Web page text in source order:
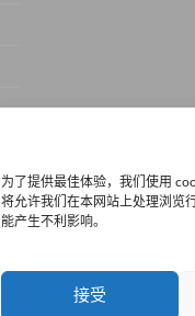
为了提供最佳体验，我们使用
将允许我们在本网站上处理浏览
能产生不利影响。
接受